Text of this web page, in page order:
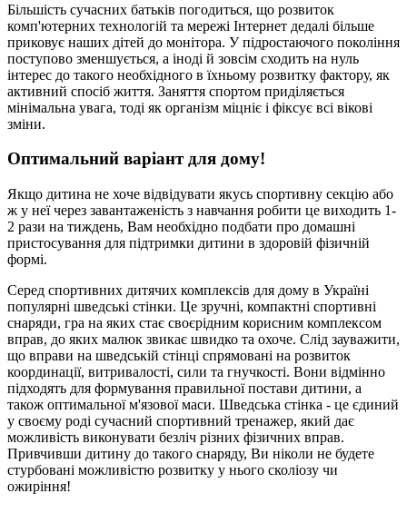
Більшість сучасних батьків погодиться, що розвиток
комп'ютерних технологій та мережі Інтернет дедалі більше
приковує наших дітей до монітора. У підростаючого покоління
поступово зменшується, а іноді й зовсім сходить на нуль
інтерес до такого необхідного в їхньому розвитку фактору, як
активний спосіб життя. Заняття спортом приділяється
мінімальна увага, тоді як організм міцніє і фіксує всі вікові
зміни.
Оптимальний варіант для дому!
Якщо дитина не хоче відвідувати якусь спортивну секцію або
ж у неї через завантаженість з навчання робити це виходить 1-
2 рази на тиждень, Вам необхідно подбати про домашні
пристосування для підтримки дитини в здоровій фізичній
формі.
Серед спортивних дитячих комплексів для дому в Україні
популярні шведські стінки. Це зручні, компактні спортивні
снаряди, гра на яких стає своєрідним корисним комплексом
вправ, до яких малюк звикає швидко та охоче. Слід зауважити,
що вправи на шведській стінці спрямовані на розвиток
координації, витривалості, сили та гнучкості. Вони відмінно
підходять для формування правильної постави дитини, а
також оптимальної м'язової маси. Шведська стінка - це єдиний
у своєму роді сучасний спортивний тренажер, який дає
можливість виконувати безліч різних фізичних вправ.
Привчивши дитину до такого снаряду, Ви ніколи не будете
стурбовані можливістю розвитку у нього сколіозу чи
ожиріння!